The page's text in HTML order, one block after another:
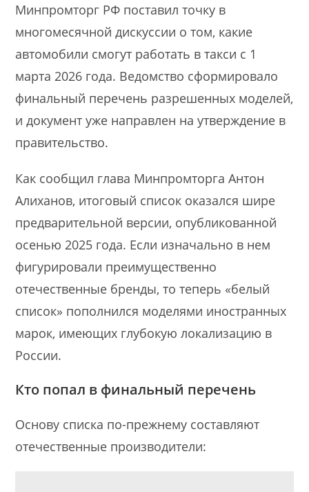
Минпромторг РФ поставил точку в
многомесячной дискуссии о том, какие
автомобили смогут работать в такси с 1
марта 2026 года. Ведомство сформировало
финальный перечень разрешенных моделей,
и документ уже направлен на утверждение в
правительство.
Как сообщил глава Минпромторга Антон
Алиханов, итоговый список оказался шире
предварительной версии, опубликованной
осенью 2025 года. Если изначально в нем
фигурировали преимущественно
отечественные бренды, то теперь «белый
список» пополнился моделями иностранных
марок, имеющих глубокую локализацию в
России.
Кто попал в финальный перечень
Основу списка по-прежнему составляют
отечественные производители: